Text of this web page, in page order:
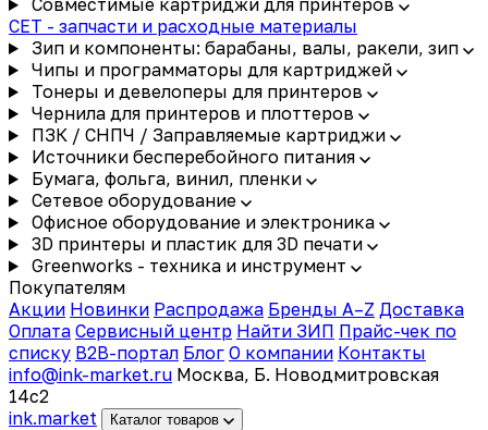
Совместимые картриджи для принтеров
CET - запчасти и расходные материалы
Зип и компоненты: барабаны, валы, ракели, зип
Чипы и программаторы для картриджей
Тонеры и девелоперы для принтеров
Чернила для принтеров и плоттеров
ПЗК / СНПЧ / Заправляемые картриджи
Источники бесперебойного питания
Бумага, фольга, винил, пленки
Сетевое оборудование
Офисное оборудование и электроника
3D принтеры и пластик для 3D печати
Greenworks - техника и инструмент
Покупателям
Акции Новинки Распродажа Бренды A–Z Доставка
Оплата Сервисный центр Найти ЗИП Прайс-чек по
списку B2B-портал Блог О компании Контакты
info@ink-market.ru Москва, Б. Новодмитровская
14с2
ink.market Каталог товаров